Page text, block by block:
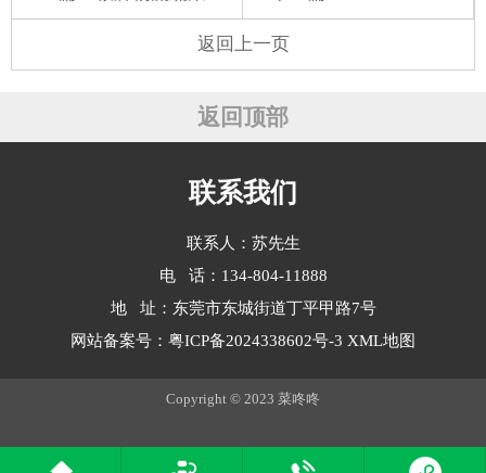
返回上一页
返回顶部
联系我们
联系人：苏先生
电 话：134-804-11888
地 址：东莞市东城街道丁平甲路7号
网站备案号： 粤ICP备2024338602号-3 XML地图
Copyright © 2023 菜咚咚